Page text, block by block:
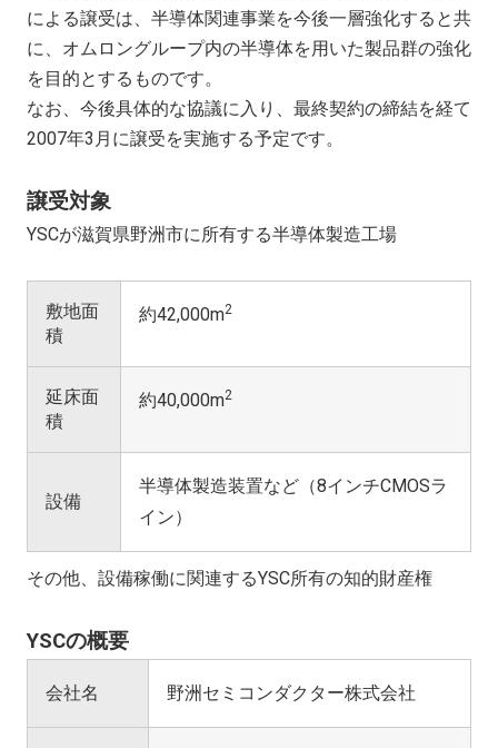
による譲受は、半導体関連事業を今後一層強化すると共
に、オムロングループ内の半導体を用いた製品群の強化
を目的とするものです。
なお、今後具体的な協議に入り、最終契約の締結を経て
2007年3月に譲受を実施する予定です。
譲受対象
YSCが滋賀県野洲市に所有する半導体製造工場
敷地面
積
約42,000m2
延床面
積
約40,000m2
設備
半導体製造装置など（8インチCMOSラ
イン）
その他、設備稼働に関連するYSC所有の知的財産権
YSCの概要
会社名 野洲セミコンダクター株式会社